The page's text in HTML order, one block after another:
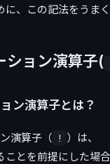
に、この記法をうま
ション演算子(
ン演算子とは？
演算子（ ! ）は、
とを前提にした場合